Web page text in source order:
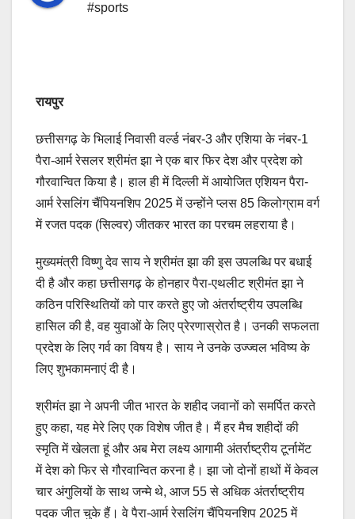
#sports
रायपुर
छत्तीसगढ़ के भिलाई निवासी वर्ल्ड नंबर-3 और एशिया के नंबर-1
पैरा-आर्म रेसलर श्रीमंत झा ने एक बार फिर देश और प्रदेश को
गौरवान्वित किया है। हाल ही में दिल्ली में आयोजित एशियन पैरा-
आर्म रेसलिंग चैंपियनशिप 2025 में उन्होंने प्लस 85 किलोग्राम वर्ग
में रजत पदक (सिल्वर) जीतकर भारत का परचम लहराया है।
मुख्यमंत्री विष्णु देव साय ने श्रीमंत झा की इस उपलब्धि पर बधाई
दी है और कहा छत्तीसगढ़ के होनहार पैरा-एथलीट श्रीमंत झा ने
कठिन परिस्थितियों को पार करते हुए जो अंतर्राष्ट्रीय उपलब्धि
हासिल की है, वह युवाओं के लिए प्रेरणास्रोत है। उनकी सफलता
प्रदेश के लिए गर्व का विषय है। साय ने उनके उज्ज्वल भविष्य के
लिए शुभकामनाएं दी है।
श्रीमंत झा ने अपनी जीत भारत के शहीद जवानों को समर्पित करते
हुए कहा, यह मेरे लिए एक विशेष जीत है। मैं हर मैच शहीदों की
स्मृति में खेलता हूं और अब मेरा लक्ष्य आगामी अंतर्राष्ट्रीय टूर्नामेंट
में देश को फिर से गौरवान्वित करना है। झा जो दोनों हाथों में केवल
चार अंगुलियों के साथ जन्मे थे, आज 55 से अधिक अंतर्राष्ट्रीय
पदक जीत चुके हैं। वे पैरा-आर्म रेसलिंग चैंपियनशिप 2025 में